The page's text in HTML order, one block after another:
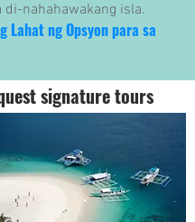
di-nahahawakang isla.
Lahat ng Opsyon para sa
signature tours